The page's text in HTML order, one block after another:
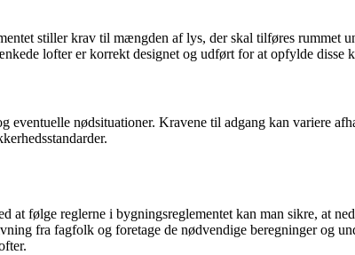
stiller krav til mængden af lys, der skal tilføres rummet
lofter er korrekt designet og udført for at opfylde disse
nødsituationer. Kravene til adgang kan variere
følge reglerne i bygningsreglementet kan man sikre, at
fra fagfolk og foretage de nødvendige beregninger og